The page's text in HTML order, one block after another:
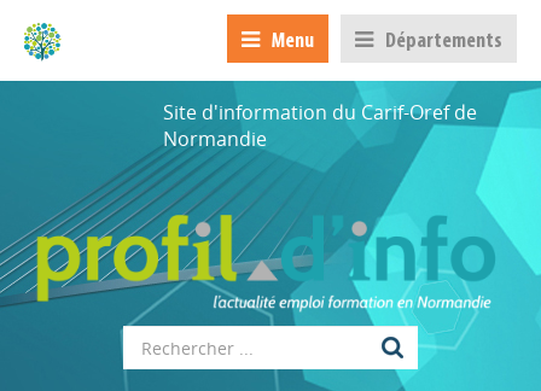
Menu Départements
Site d'information du Carif-Oref de
Normandie